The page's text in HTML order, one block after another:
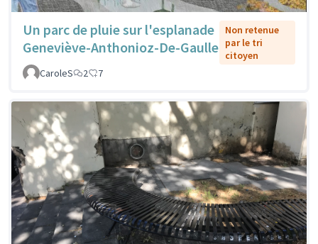
Un parc de pluie sur l'esplanade
Geneviève-Anthonioz-De-Gaulle
Non retenue
par le tri
citoyen
CaroleS
2 7